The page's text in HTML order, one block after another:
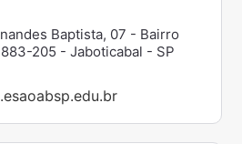
Baptista, 07 - Bairro
205 - Jaboticabal - SP